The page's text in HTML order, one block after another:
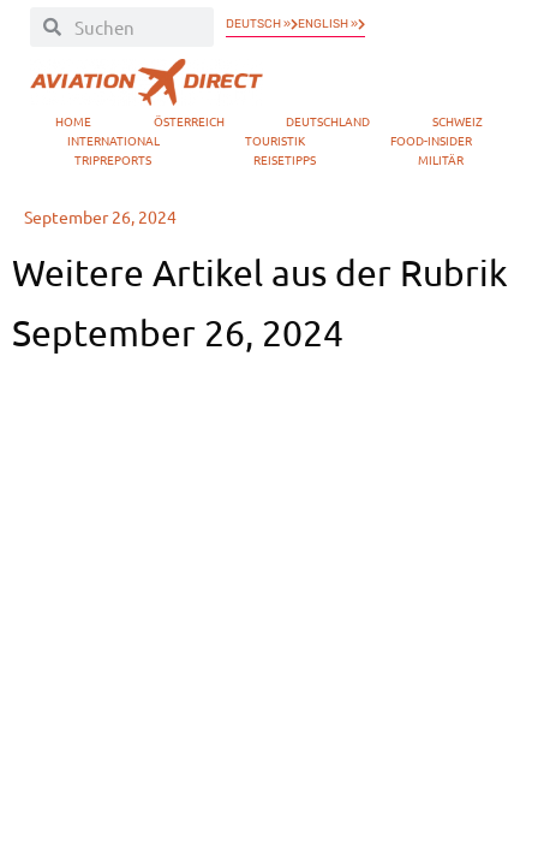
DEUTSCH » ENGLISH »
HOME ÖSTERREICH DEUTSCHLAND
SCHWEIZ
INTERNATIONAL
TOURISTIK
FOOD-INSIDER
TRIPREPORTS
REISETIPPS MILITÄR
September 26, 2024
Weitere Artikel aus der Rubrik
September 26, 2024